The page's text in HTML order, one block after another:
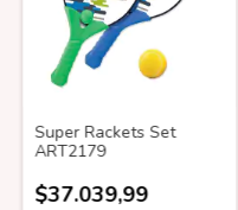
Super Rackets Set
ART2179
$37.039,99